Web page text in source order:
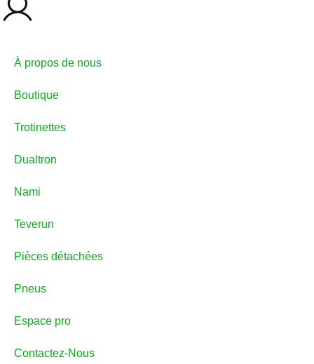
À propos de nous
Boutique
Trotinettes
Dualtron
Nami
Teverun
Pièces détachées
Pneus
Espace pro
Contactez-Nous